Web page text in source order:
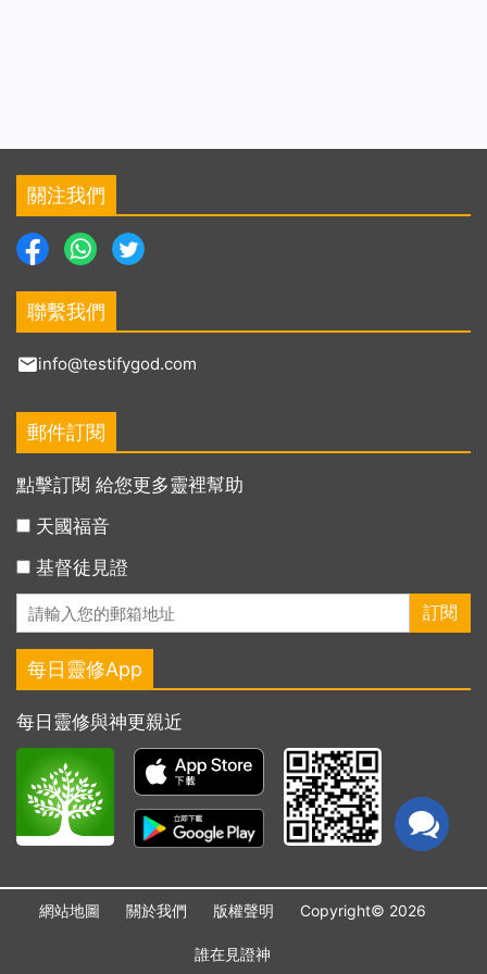
關注我們
聯繫我們
info@testifygod.com
郵件訂閱
點擊訂閱 給您更多靈裡幫助
天國福音
基督徒見證
每日靈修App
每日靈修與神更親近
網站地圖 關於我們 版權聲明 Copyright© 2026
誰在見證神